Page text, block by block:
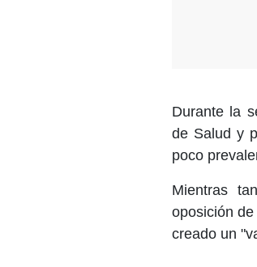
Durante la
de Salud y
poco
Mientras
oposición
creado un